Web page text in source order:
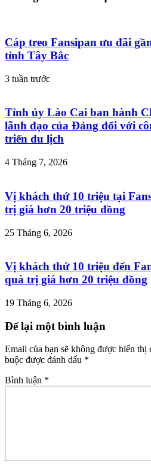
Cáp treo Fansipan ưu đãi
tỉnh Tây Bắc
3 tuần trước
Tỉnh ủy Lào Cai ban hành
lãnh đạo của Đảng đối với
triển du lịch
4 Tháng 7, 2026
Vị khách thứ 10 triệu tại
trị giá hơn 20 triệu đồng
25 Tháng 6, 2026
Vị khách thứ 10 triệu đến
quà trị giá hơn 20 triệu đồng
19 Tháng 6, 2026
Để lại một bình luận
Email của bạn sẽ không được hiển thị
buộc được đánh dấu *
Bình luận *